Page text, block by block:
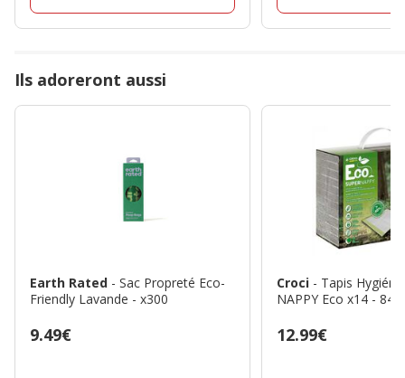
Ils adoreront aussi
Earth Rated - Sac Propreté Eco-
Friendly Lavande - x300
Prix
9.49€
Croci - Tapis
NAPPY Eco x14 -
Prix
12.99€